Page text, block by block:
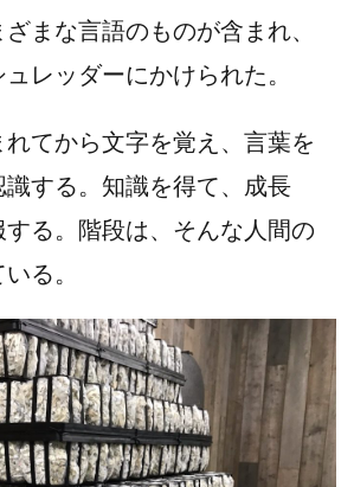
まな言語のものが含まれ、
レッダーにかけられた。
てから文字を覚え、言葉を
する。知識を得て、成長
する。階段は、そんな人間の
る。